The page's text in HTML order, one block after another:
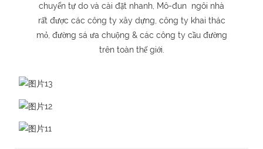
chuyển tự do và cài đặt nhanh, Mô-đun ngôi nhà
rất được các công ty xây dựng, công ty khai thác
mỏ, đường sá ưa chuộng & các công ty cầu đường
trên toàn thế giới.